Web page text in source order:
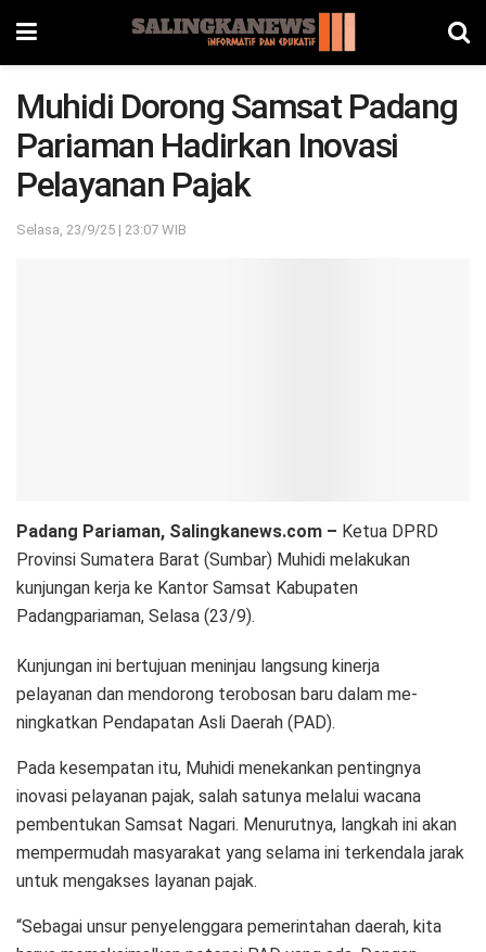
Muhidi Dorong Samsat Padang
Pariaman Hadirkan Inovasi
Pelayanan Pajak
Selasa, 23/9/25 | 23:07 WIB
Padang Pariaman, Salingkanews.com – Ketua DPRD
Provinsi Sumatera Barat (Sumbar) Muhidi melakukan
kunjungan kerja ke Kantor Samsat Kabupaten
Padangpariaman, Selasa (23/9).
Kunjungan ini bertujuan meninjau langsung kinerja
pelayanan dan mendorong terobosan baru dalam me­
ningkatkan Pendapatan Asli Daerah (PAD).
Pada kesempatan itu, Muhidi menekankan pentingnya
inovasi pelayanan pajak, salah satunya melalui wacana
pembentukan Samsat Nagari. Menurutnya, langkah ini akan
mem­per­­mudah masyarakat yang selama ini terkendala jarak
untuk mengakses layanan pajak.
“Sebagai unsur penyelenggara pemerintahan daerah, kita